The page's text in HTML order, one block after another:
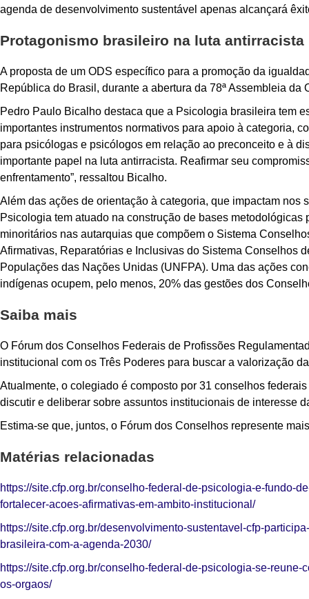
agenda de desenvolvimento sustentável apenas alcançará
Protagonismo brasileiro na luta antirracista
A proposta de um ODS específico para a promoção da
República do Brasil, durante a abertura da 78ª Assembleia
Pedro Paulo Bicalho destaca que a Psicologia brasileira tem
importantes instrumentos normativos para apoio à categoria,
para psicólogas e psicólogos em relação ao preconceito e à
importante papel na luta antirracista. Reafirmar seu
enfrentamento”, ressaltou Bicalho.
Além das ações de orientação à categoria, que impactam
Psicologia tem atuado na construção de bases
minoritários nas autarquias que compõem o Sistema
Afirmativas, Reparatórias e Inclusivas do Sistema Conselhos
Populações das Nações Unidas (UNFPA). Uma das ações
indígenas ocupem, pelo menos, 20% das gestões dos
Saiba mais
O Fórum dos Conselhos Federais de Profissões
institucional com os Três Poderes para buscar a valorização
Atualmente, o colegiado é composto por 31 conselhos
discutir e deliberar sobre assuntos institucionais de interesse
Estima-se que, juntos, o Fórum dos Conselhos represente
Matérias relacionadas
https://site.cfp.org.br/conselho-federal-de-psicologia-e-fundo-
fortalecer-acoes-afirmativas-em-ambito-institucional/
https://site.cfp.org.br/desenvolvimento-sustentavel-cfp-
brasileira-com-a-agenda-2030/
https://site.cfp.org.br/conselho-federal-de-psicologia-se-
os-orgaos/